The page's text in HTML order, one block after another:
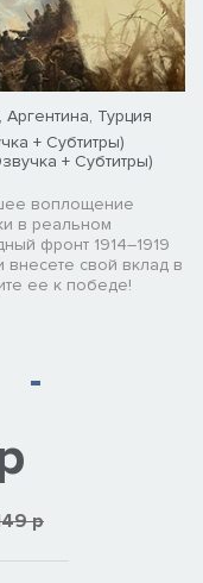
Аргентина, Турция
+ Субтитры)
+ Субтитры)
воплощение
в реальном
фронт 1914–1919
свой вклад в
ее к победе!
р